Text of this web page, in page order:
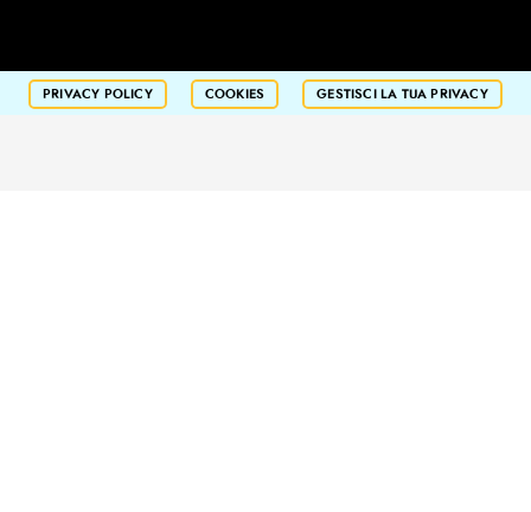
PRIVACY POLICY COOKIES GESTISCI LA TUA PRIVACY